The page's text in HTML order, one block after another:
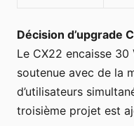
Décision d’upgrade
Le CX22 encaisse
soutenue avec de la
d’utilisateurs
troisième projet est